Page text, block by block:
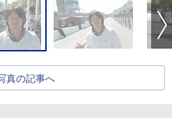
真の記事へ